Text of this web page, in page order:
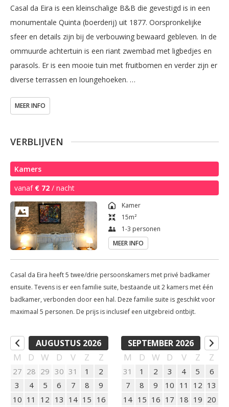
Casal da Eira is een kleinschalige B&B die gevestigd is in een
monumentale Quinta (boerderij) uit 1877. Oorspronkelijke
sfeer en details zijn bij de verbouwing bewaard gebleven. In de
ommuurde achtertuin is een riant zwembad met ligbedjes en
parasols. Er is een mooie tuin met fruitbomen en verder zijn er
diverse terrassen en loungehoeken.
Voor onze gasten is er een ruime gemeenschappelijke
gemakken is voorzien.
B&B Casal da Eira is centraal gelegen in de Algarve. Het
levendige stadje São Brás de Alportel is vlakbij. Diverse
zandstranden en Faro liggen op ca 25 minuten rij-afstand.
Vanuit onze voordeur kan je direct prachtige wandel- en
fietstochten maken in de fantastische natuur.
MEER INFO
VERBLIJVEN
Kamers
vanaf € 72 / nacht
Kamer
15m²
1-3 personen
MEER INFO
Casal da Eira heeft 5 twee/drie persoonskamers met privé badkamer
ensuite. Tevens is er een familie suite, bestaande uit 2 kamers met één
badkamer, verbonden door een hal. Deze familie suite is geschikt voor
maximaal 5 personen. De prijs is inclusief een uitgebreid ontbijt.
AUGUSTUS 2026
M D W D V Z Z
27 28 29 30 31 1
2
3
4 5 6 7 8
9
10 11 12 13 14 15 16
SEPTEMBER 2026
M D W D V Z Z
31 1 2 3 4 5
6
7
8 9 10 11 12 13
14 15 16 17 18 19 20